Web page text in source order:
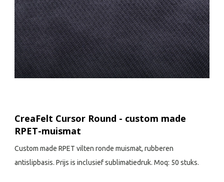
CreaFelt Cursor Round - custom made
RPET-muismat
Custom made RPET vilten ronde muismat, rubberen
antislipbasis. Prijs is inclusief sublimatiedruk. Moq: 50 stuks.